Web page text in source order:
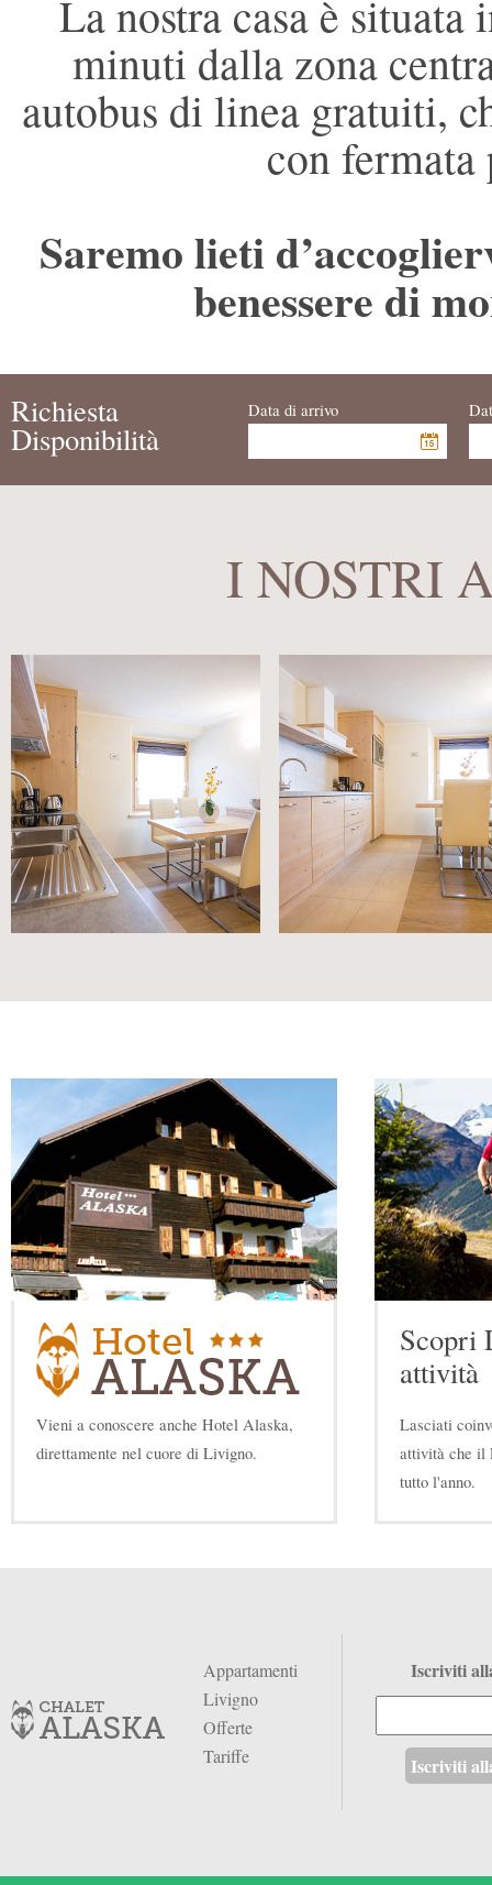
La nostra casa è
minuti dalla zona
autobus di linea gratuiti,
con fermata
Saremo lieti
benessere di
Richiesta
Disponibilità
Data di arrivo
I NOSTRI
Vieni a conoscere anche Hotel Alaska,
direttamente nel cuore di Livigno.
Scopri
attività
Lasciati
attività che il
tutto l'anno.
Appartamenti
Livigno
Offerte
Tariffe
Iscriviti
Iscriviti